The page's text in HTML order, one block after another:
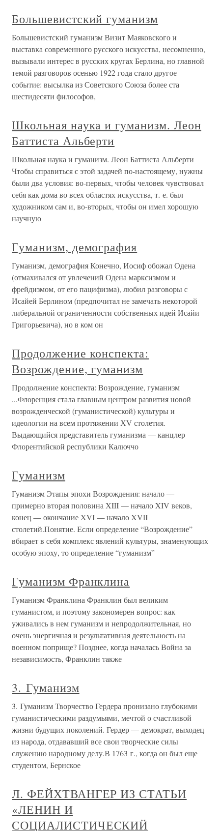
Большевистский гуманизм
Большевистский гуманизм Визит Маяковского и
выставка современного русского искусства, несомненно,
вызывали интерес в русских кругах Берлина, но главной
темой разговоров осенью 1922 года стало другое
событие: высылка из Советского Союза более ста
шестидесяти философов,
Школьная наука и гуманизм. Леон
Баттиста Альберти
Школьная наука и гуманизм. Леон Баттиста Альберти
Чтобы справиться с этой задачей по-настоящему, нужны
были два условия: во-первых, чтобы человек чувствовал
себя как дома во всех областях искусства, т. е. был
художником сам и, во-вторых, чтобы он имел хорошую
научную
Гуманизм, демография
Гуманизм, демография Конечно, Иосиф обожал Одена
(отмахивался от увлечений Одена марксизмом и
фрейдизмом, от его пацифизма), любил разговоры с
Исайей Берлином (предпочитал не замечать некоторой
либеральной ограниченности собственных идей Исайи
Григорьевича), но в ком он
Продолжение конспекта:
Возрождение, гуманизм
Продолжение конспекта: Возрождение, гуманизм
...Флоренция стала главным центром развития новой
возрожденческой (гуманистической) культуры и
идеологии на всем протяжении ХV столетия.
Выдающийся представитель гуманизма — канцлер
Флорентийской республики Калюччо
Гуманизм
Гуманизм Этапы эпохи Возрождения: начало —
примерно вторая половина XIII — начало XIV веков,
конец — окончание XVI — начало XVII
столетий.Понятие. Если определение “Возрождение”
вбирает в себя комплекс явлений культуры, знаменующих
особую эпоху, то определение “гуманизм”
Гуманизм Франклина
Гуманизм Франклина Франклин был великим
гуманистом, и поэтому закономерен вопрос: как
уживались в нем гуманизм и непродолжительная, но
очень энергичная и результативная деятельность на
военном поприще? Позднее, когда началась Война за
независимость, Франклин также
3. Гуманизм
3. Гуманизм Творчество Гердера пронизано глубокими
гуманистическими раздумьями, мечтой о счастливой
жизни будущих поколений. Гердер — демократ, выходец
из народа, отдававший все свои творческие силы
служению народному делу.В 1763 г., когда он был еще
студентом, Бернское
Л. ФЕЙХТВАНГЕР ИЗ СТАТЬИ
«ЛЕНИН И
СОЦИАЛИСТИЧЕСКИЙ